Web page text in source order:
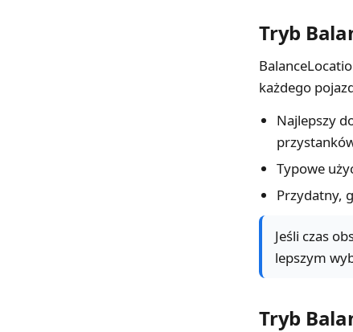
Tryb
każdego
Najlepszy
Typowe
Przydatny,
Jeśli czas
lepszym
Tryb